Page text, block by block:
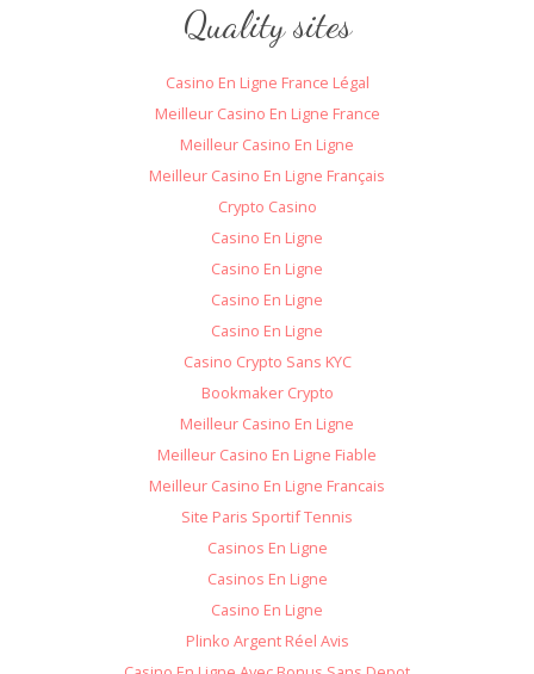
Quality sites
Casino En Ligne France Légal
Meilleur Casino En Ligne France
Meilleur Casino En Ligne
Meilleur Casino En Ligne Français
Crypto Casino
Casino En Ligne
Casino En Ligne
Casino En Ligne
Casino En Ligne
Casino Crypto Sans KYC
Bookmaker Crypto
Meilleur Casino En Ligne
Meilleur Casino En Ligne Fiable
Meilleur Casino En Ligne Francais
Site Paris Sportif Tennis
Casinos En Ligne
Casinos En Ligne
Casino En Ligne
Plinko Argent Réel Avis